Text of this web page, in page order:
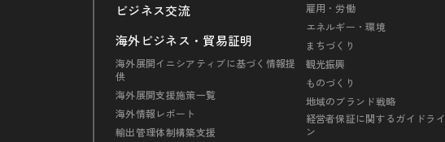
ビジネス交流
海外ビジネス・貿易証明
海外展開イニシアティブに基づく情報提
供
海外展開支援施策一覧
海外情報レポート
輸出管理体制構築支援
雇用・労働
エネルギー・環境
まちづくり
観光振興
ものづくり
地域のブランド戦略
経営者保証に関するガイドライ
ン